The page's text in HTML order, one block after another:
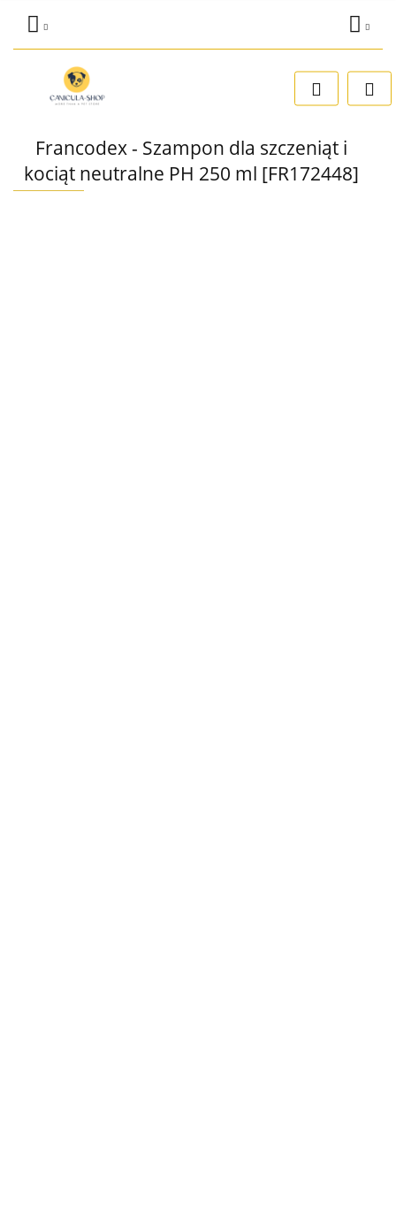
Zaloguj się
Dodaj zgłoszenie
Francodex - Szampon dla szczeniąt i
kociąt neutralne PH 250 ml [FR172448]